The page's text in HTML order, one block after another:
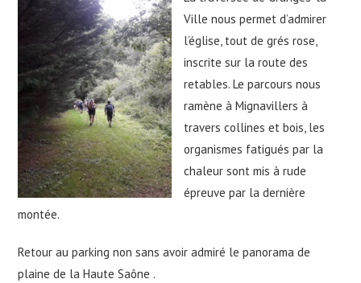
Ville nous permet d’admirer
l’église, tout de grés rose,
inscrite sur la route des
retables. Le parcours nous
ramène à Mignavillers à
travers collines et bois, les
organismes fatigués par la
chaleur sont mis à rude
épreuve par la dernière
montée.
Retour au parking non sans avoir admiré le panorama de
plaine de la Haute Saône .